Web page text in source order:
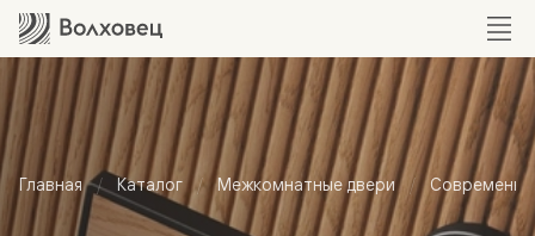
Главная Каталог Межкомнатные двери